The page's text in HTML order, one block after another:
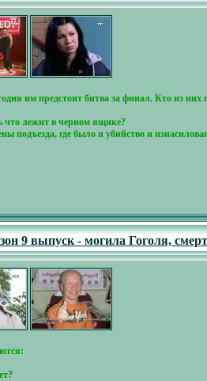
им предстоит битва за финал. Кто из
что лежит в черном ящике?
подъезда, где было и убийство и
9 выпуск - могила Гоголя,